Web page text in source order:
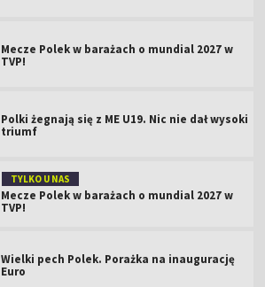
Mecze Polek w barażach o mundial 2027 w
TVP!
Polki żegnają się z ME U19. Nic nie dał wysoki
triumf
TYLKO U NAS
Mecze Polek w barażach o mundial 2027 w
TVP!
Wielki pech Polek. Porażka na inaugurację
Euro